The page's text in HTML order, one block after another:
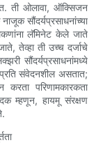
ती ओलावा, ऑक्सिजन
सौंदर्यप्रसाधनांच्या
लॅमिनेट केले जाते
तेव्हा ती उच्च दर्जाचे
सौंदर्यप्रसाधनांमध्ये
संवेदनशील असतात;
परिणामकारकता
म्हणून, हायमू संरक्षण